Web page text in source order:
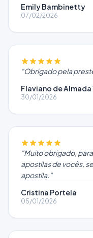
Emily Bambinetty
07/02/2026
"Obrigado pela
Flaviano de Almada
30/01/2026
"Muito obrigado,
apostilas de vocês,
apostila. "
Cristina Portela
05/01/2026